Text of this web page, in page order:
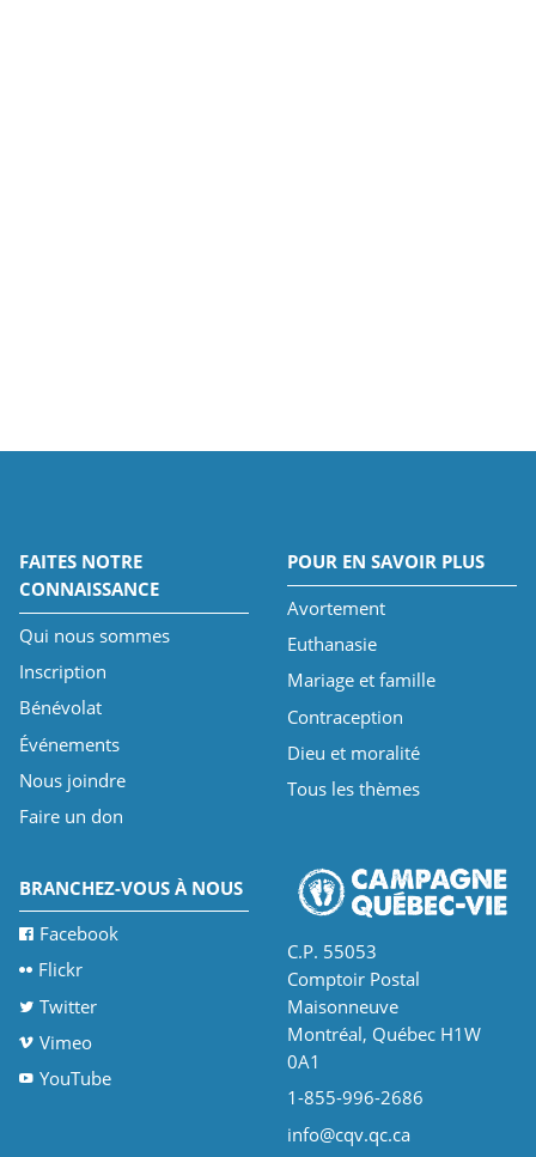
FAITES NOTRE
CONNAISSANCE
Qui nous sommes
Inscription
Bénévolat
Événements
Nous joindre
Faire un don
POUR EN SAVOIR PLUS
Avortement
Euthanasie
Mariage et famille
Contraception
Dieu et moralité
Tous les thèmes
BRANCHEZ-VOUS À NOUS
Facebook
Flickr
Twitter
Vimeo
YouTube
C.P. 55053
Comptoir Postal
Maisonneuve
Montréal, Québec H1W
0A1
1-855-996-2686
info@cqv.qc.ca